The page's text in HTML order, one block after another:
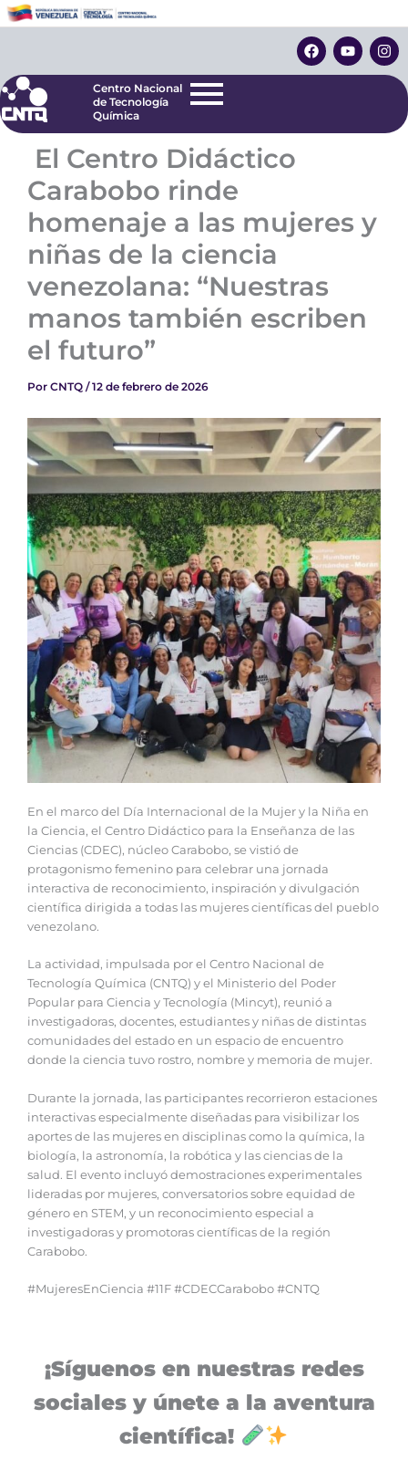
al
F
a
c
o
Y
o
u
e
I
n
s
r
Centro Nacional
de Tecnología
Centro Nacional
de Tecnología
Química
El Centro Didáctico
Carabobo rinde
homenaje a las mujeres y
niñas de la ciencia
venezolana: “Nuestras
manos también escriben
el futuro”
Por CNTQ /12 de febrero de 2026
En el marco del Día Internacional de la Mujer y la Niña en
la Ciencia, el Centro Didáctico para la Enseñanza de las
Ciencias (CDEC), núcleo Carabobo, se vistió de
protagonismo femenino para celebrar una jornada
interactiva de reconocimiento, inspiración y divulgación
científica dirigida a todas las mujeres científicas del pueblo
venezolano.
La actividad, impulsada por el Centro Nacional de
Tecnología Química (CNTQ) y el Ministerio del Poder
Popular para Ciencia y Tecnología (Mincyt), reunió a
investigadoras, docentes, estudiantes y niñas de distintas
comunidades del estado en un espacio de encuentro
donde la ciencia tuvo rostro, nombre y memoria de mujer.
Durante la jornada, las participantes recorrieron estaciones
interactivas especialmente diseñadas para visibilizar los
aportes de las mujeres en disciplinas como la química, la
biología, la astronomía, la robótica y las ciencias de la
salud. El evento incluyó demostraciones experimentales
lideradas por mujeres, conversatorios sobre equidad de
género en STEM, y un reconocimiento especial a
investigadoras y promotoras científicas de la región
Carabobo.
#MujeresEnCiencia #11F #CDECCarabobo #CNTQ
¡Síguenos en nuestras redes
sociales y únete a la aventura
científica!